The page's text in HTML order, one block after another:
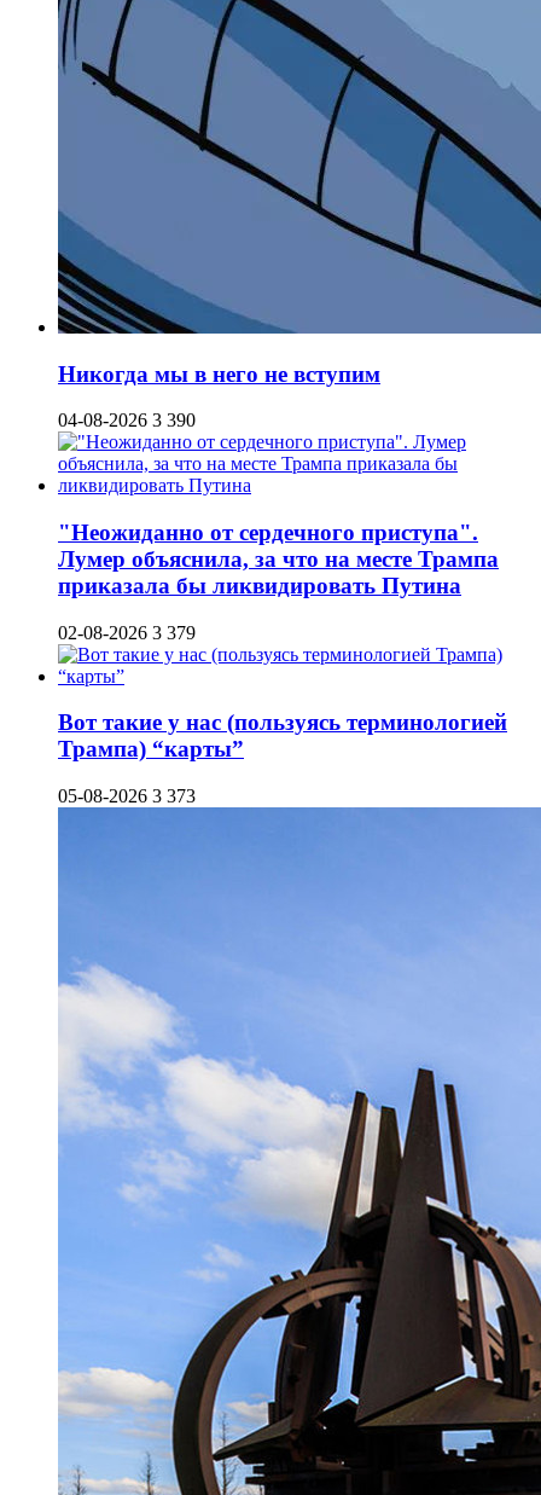
Никогда мы в него не вступим
04-08-2026 3 390
"Неожиданно от сердечного приступа".
Лумер объяснила, за что на месте Трампа
приказала бы ликвидировать Путина
02-08-2026 3 379
Вот такие у нас (пользуясь терминологией
Трампа) “карты”
05-08-2026 3 373